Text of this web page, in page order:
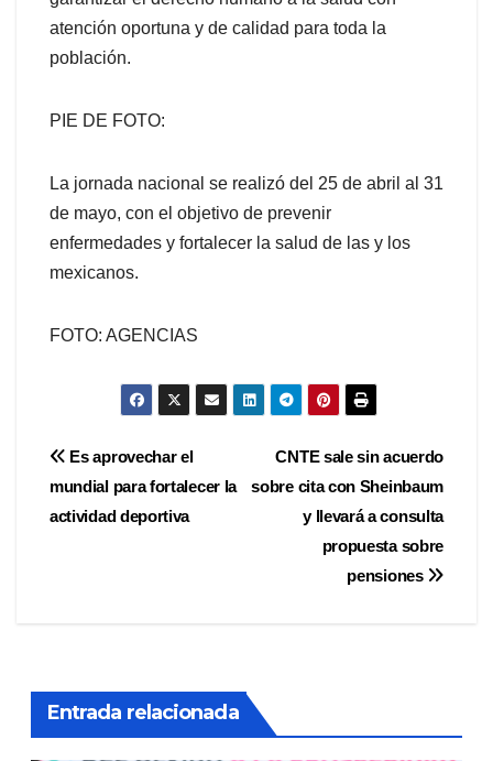
atención oportuna y de calidad para toda la
población.
PIE DE FOTO:
La jornada nacional se realizó del 25 de abril al 31
de mayo, con el objetivo de prevenir
enfermedades y fortalecer la salud de las y los
mexicanos.
FOTO: AGENCIAS
Navegación
de
CNTE sale sin acuerdo
sobre cita con Sheinbaum
y llevará a consulta
propuesta sobre
pensiones
Es aprovechar el
mundial para fortalecer la
actividad deportiva
Entrada relacionada